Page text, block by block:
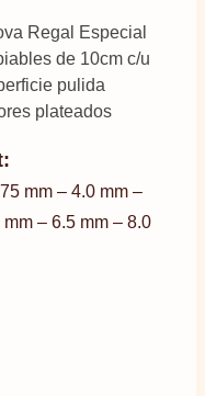
Regal Especial
de 10cm c/u
pulida
plateados
mm – 4.0 mm –
– 6.5 mm – 8.0